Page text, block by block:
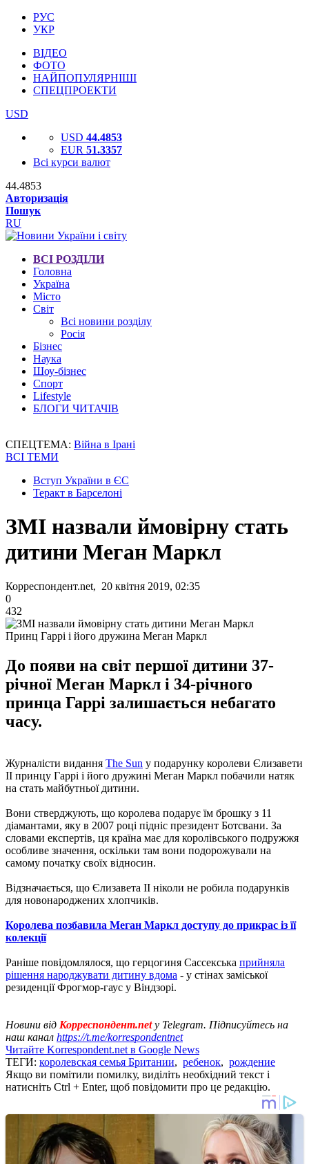
РУС
УКР
ВІДЕО
ФОТО
НАЙПОПУЛЯРНІШІ
СПЕЦПРОЕКТИ
USD
USD 44.4853
EUR 51.3357
Всі курси валют
44.4853
Авторизація
Пошук
RU
ВСІ РОЗДІЛИ
Головна
Україна
Місто
Світ
Всі новини розділу
Росія
Бізнес
Наука
Шоу-бізнес
Спорт
Lifestyle
БЛОГИ ЧИТАЧІВ
СПЕЦТЕМА: Війна в Ірані
ВСІ ТЕМИ
Вступ України в ЄС
Теракт в Барселоні
ЗМІ назвали ймовірну стать
дитини Меган Маркл
Корреспондент.net, 20 квітня 2019, 02:35
0
432
Принц Гаррі і його дружина Меган Маркл
До появи на світ першої дитини 37-
річної Меган Маркл і 34-річного
принца Гаррі залишається небагато
часу.
Журналісти видання The Sun у подарунку королеви Єлизавети
II принцу Гаррі і його дружині Меган Маркл побачили натяк
на стать майбутньої дитини.
Вони стверджують, що королева подарує їм брошку з 11
діамантами, яку в 2007 році підніс президент Ботсвани. За
словами експертів, ця країна має для королівського подружжя
особливе значення, оскільки там вони подорожували на
самому початку своїх відносин.
Відзначається, що Єлизавета II ніколи не робила подарунків
для новонароджених хлопчиків.
Королева позбавила Меган Маркл доступу до прикрас із її
колекції
Раніше повідомлялося, що герцогиня Сассекська прийняла
рішення народжувати дитину вдома - у стінах заміської
резиденції Фрогмор-гаус у Віндзорі.
Новини від Корреспондент.netу Telegram. Підписуйтесь на
наш канал https://t.me/korrespondentnet
Читайте Korrespondent.net в Google News
ТЕГИ: королевская семья Британии, ребенок, рождение
Якщо ви помітили помилку, виділіть необхідний текст і
натисніть Ctrl + Enter, щоб повідомити про це редакцію.